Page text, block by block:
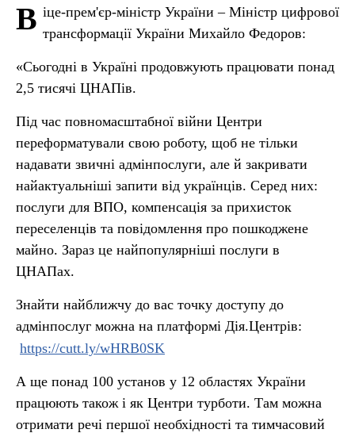
В іце-прем'єр-міністр України – Міністр цифрової
трансформації України Михайло Федоров:
«Сьогодні в Україні продовжують працювати понад
2,5 тисячі ЦНАПів.
Під час повномасштабної війни Центри
переформатували свою роботу, щоб не тільки
надавати звичні адмінпослуги, але й закривати
найактуальніші запити від українців. Серед них:
послуги для ВПО, компенсація за прихисток
переселенців та повідомлення про пошкоджене
майно. Зараз це найпопулярніші послуги в
ЦНАПах.
Знайти найближчу до вас точку доступу до
адмінпослуг можна на платформі Дія.Центрів:
https://cutt.ly/wHRB0SK
А ще понад 100 установ у 12 областях України
працюють також і як Центри турботи. Там можна
отримати речі першої необхідності та тимчасовий